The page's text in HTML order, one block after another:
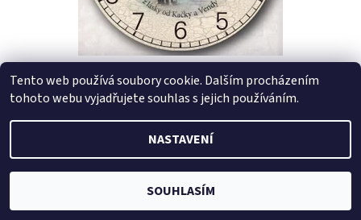
680 Kč
Tento web používá soubory cookie. Dalším procházením
tohoto webu vyjadřujete souhlas s jejich používáním.
NASTAVENÍ
SOUHLASÍM